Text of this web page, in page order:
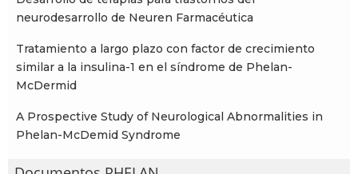
neurodesarrollo de Neuren Farmacéutica
Tratamiento a largo plazo con factor de crecimiento
similar a la insulina-1 en el síndrome de Phelan-
McDermid
A Prospective Study of Neurological Abnormalities in
Phelan-McDemid Syndrome